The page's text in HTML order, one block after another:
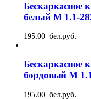
Бескаркасное
белый М 1.1-
195.00 бел.руб.
Бескаркасное
бордовый М
195.00 бел.руб.